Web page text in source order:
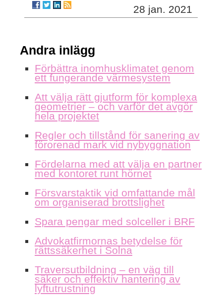
28 jan. 2021
Andra inlägg
Förbättra inomhusklimatet genom
ett fungerande värmesystem
Att välja rätt gjutform för komplexa
geometrier – och varför det avgör
hela projektet
Regler och tillstånd för sanering av
förorenad mark vid nybyggnation
Fördelarna med att välja en partner
med kontoret runt hörnet
Försvarstaktik vid omfattande mål
om organiserad brottslighet
Spara pengar med solceller i BRF
Advokatfirmornas betydelse för
rättssäkerhet i Solna
Traversutbildning – en väg till
säker och effektiv hantering av
lyftutrustning